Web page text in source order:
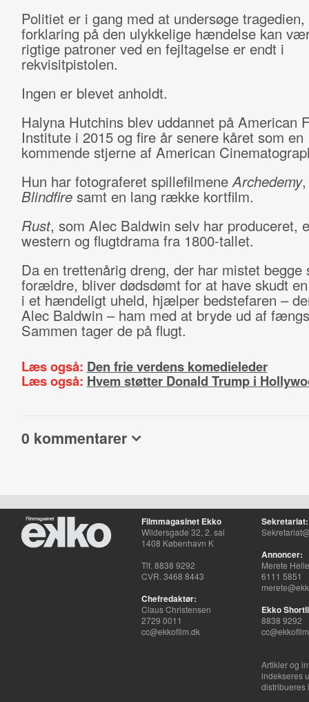
Politiet er i gang med at undersøge tragedien,
forklaring på den ulykkelige hændelse kan
rigtige patroner ved en fejltagelse er endt i
rekvisitpistolen.
Ingen er blevet anholdt.
Halyna Hutchins blev uddannet på American
Institute i 2015 og fire år senere kåret som en
kommende stjerne af American
Hun har fotograferet spillefilmeneArchedemy
Blindfiresamt en lang række kortfilm.
Rust, som Alec Baldwin selv har produceret,
western og flugtdrama fra 1800-tallet.
Da en trettenårig dreng, der har mistet begge
forældre, bliver dødsdømt for at have skudt
i et hændeligt uheld, hjælper bedstefaren –
Alec Baldwin – ham med at bryde ud af
Sammen tager de på flugt.
Læs også: Den frie verdens komedieleder
Læs også: Hvem støtter Donald Trump i
0 kommentarer
Filmmagasinet Ekko
Wildersgade 32, 2. sal
1408 København K
Tlf. 8838 9292
CVR. 3468 8443
Chefredaktør:
Claus Christensen
2729 0011
cc@ekkofilm.dk
Sekretariat:
Annoncer:
Merete
6111 5851
Ekko
8838 9292
Artikler og
indekseres
distribueres